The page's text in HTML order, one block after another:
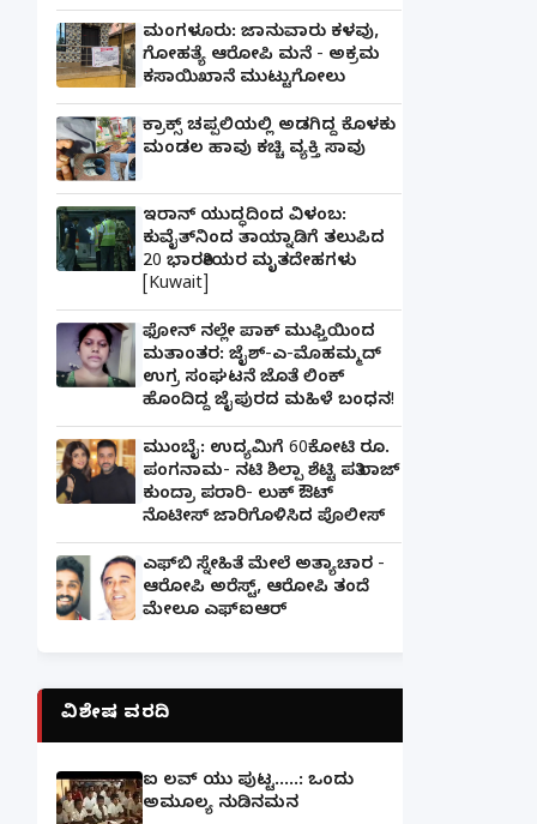
ಮಂಗಳೂರು: ಜಾನುವಾರು ಕಳವು,
ಗೋಹತ್ಯೆ ಆರೋಪಿ ಮನೆ - ಅಕ್ರಮ
ಕಸಾಯಿಖಾನೆ ಮುಟ್ಟುಗೋಲು
ಕ್ರಾಕ್ಸ್ ಚಪ್ಪಲಿಯಲ್ಲಿ ಅಡಗಿದ್ದ ಕೊಳಕು
ಮಂಡಲ ಹಾವು ಕಚ್ಚಿ ವ್ಯಕ್ತಿ ಸಾವು
ಇರಾನ್ ಯುದ್ಧದಿಂದ ವಿಳಂಬ:
ಕುವೈತ್‌ನಿಂದ ತಾಯ್ನಾಡಿಗೆ ತಲುಪಿದ
20 ಭಾರತೀಯರ ಮೃತದೇಹಗಳು
[Kuwait]
ಫೋನ್ ನಲ್ಲೇ ಪಾಕ್ ಮುಫ್ತಿಯಿಂದ
ಮತಾಂತರ: ಜೈಶ್-ಎ-ಮೊಹಮ್ಮದ್
ಉಗ್ರ ಸಂಘಟನೆ ಜೊತೆ ಲಿಂಕ್
ಹೊಂದಿದ್ದ ಜೈಪುರದ ಮಹಿಳೆ ಬಂಧನ!
ಮುಂಬೈ: ಉದ್ಯಮಿಗೆ 60ಕೋಟಿ ರೂ.
ಪಂಗನಾಮ- ನಟಿ ಶಿಲ್ಪಾ ಶೆಟ್ಟಿ ಪತಿ ರಾಜ್
ಕುಂದ್ರಾ ಪರಾರಿ- ಲುಕ್ ಔಟ್
ನೊಟೀಸ್ ಜಾರಿಗೊಳಿಸಿದ ಪೊಲೀಸ್
ಎಫ್‌ಬಿ ಸ್ನೇಹಿತೆ ಮೇಲೆ ಅತ್ಯಾಚಾರ -
ಆರೋಪಿ ಅರೆಸ್ಟ್, ಆರೋಪಿ ತಂದೆ
ಮೇಲೂ ಎಫ್ಐಆರ್
ವಿಶೇಷ ವರದಿ
ಐ ಲವ್ ಯು ಪುಟ್ಟ.....: ಒಂದು
ಅಮೂಲ್ಯ ನುಡಿನಮನ